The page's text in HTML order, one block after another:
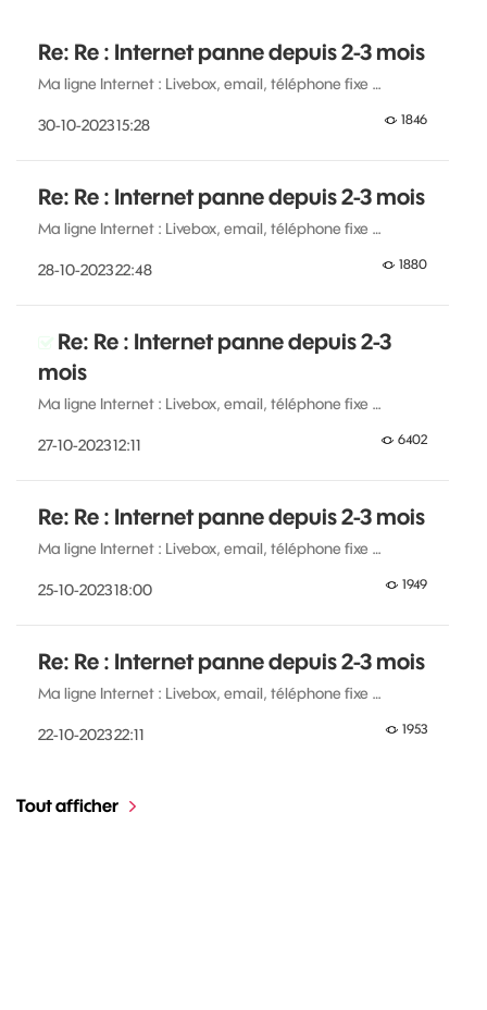
Re: Re : Internet panne depuis 2-3 mois
Ma ligne Internet : Livebox, email, téléphone fixe …
1846
‎30-10-202315:28
Re: Re : Internet panne depuis 2-3 mois
Ma ligne Internet : Livebox, email, téléphone fixe …
1880
‎28-10-202322:48
Re: Re : Internet panne depuis 2-3
mois
Ma ligne Internet : Livebox, email, téléphone fixe …
6402
‎27-10-202312:11
Re: Re : Internet panne depuis 2-3 mois
Ma ligne Internet : Livebox, email, téléphone fixe …
1949
‎25-10-202318:00
Re: Re : Internet panne depuis 2-3 mois
Ma ligne Internet : Livebox, email, téléphone fixe …
1953
‎22-10-202322:11
Tout afficher